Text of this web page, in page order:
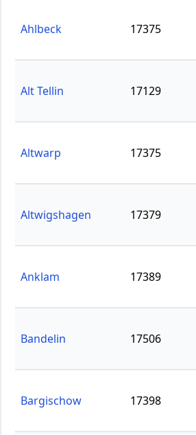
Ahlbeck 17375
Alt Tellin 17129
Altwarp 17375
Altwigshagen 17379
Anklam 17389
Bandelin 17506
Bargischow 17398